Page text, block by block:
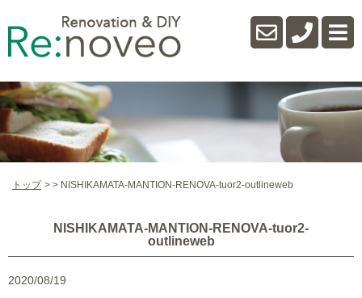
トップ NISHIKAMATA-MANTION-RENOVA-tuor2-outlineweb
NISHIKAMATA-MANTION-RENOVA-tuor2-
outlineweb
2020/08/19